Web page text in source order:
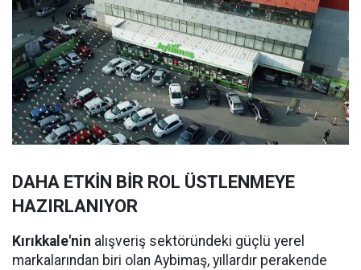
DAHA ETKİN BİR ROL ÜSTLENMEYE
HAZIRLANIYOR
Kırıkkale'nin alışveriş sektöründeki güçlü yerel
markalarından biri olan Aybimaş, yıllardır perakende